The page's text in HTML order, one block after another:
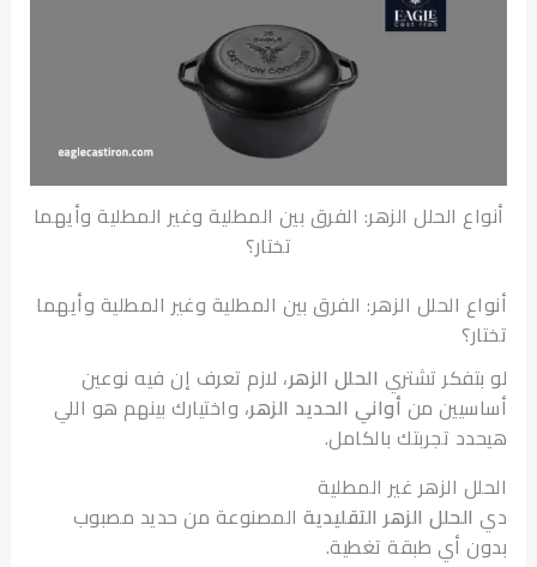
الحلل الزهر: الفرق بين المطلية وغير المطلية وأيهما
الحلل الزهر: الفرق بين المطلية وغير المطلية وأيهما
تشتريالحلل الزهر، لازم تعرف إن فيه نوعين
منأواني الحديد الزهر، واختيارك بينهم هو اللي
تجربتك بالكامل.
الزهر غير المطلية
الحلل الزهر التقليديةالمصنوعة من حديد مصبوب
أي طبقة تغطية.